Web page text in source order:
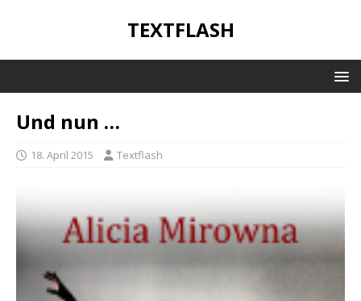
TEXTFLASH
Und nun …
18. April 2015 Textflash